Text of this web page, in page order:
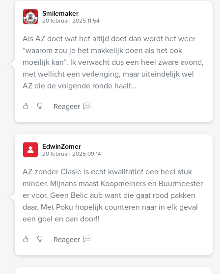
Smilemaker
20 februari 2025 11:54
Als AZ doet wat het altijd doet dan wordt het weer
“waarom zou je het makkelijk doen als het ook
moeilijk kan”. Ik verwacht dus een heel zware avond,
met wellicht een verlenging, maar uiteindelijk wel
AZ die de volgende ronde haalt…
Reageer
EdwinZomer
20 februari 2025 09:14
AZ zonder Clasie is echt kwalitatief een heel stuk
minder. Mijnans maast Koopmeiners en Buurmeester
er voor. Geen Belic aub want die gaat rood pakken
daar. Met Poku hopelijk counteren naar in elk geval
een goal en dan door!!
Reageer